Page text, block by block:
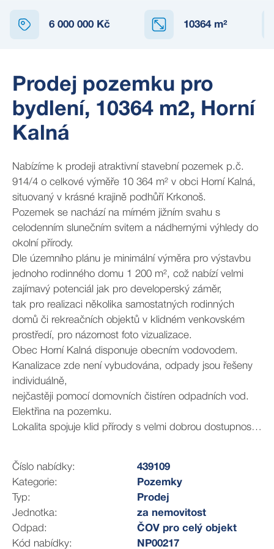
6 000 000 Kč 10364m²
Prodej pozemku pro
bydlení, 10364 m2, Horní
Kalná
Nabízíme k prodeji atraktivní stavební pozemek p.č.
914/4 o celkové výměře 10 364 m² v obci Horní Kalná,
situovaný v krásné krajině podhůří Krkonoš.
Pozemek se nachází na mírném jižním svahu s
celodenním slunečním svitem a nádhernými výhledy do
okolní přírody.
Dle územního plánu je minimální výměra pro výstavbu
jednoho rodinného domu 1 200 m², což nabízí velmi
zajímavý potenciál jak pro developerský záměr,
tak pro realizaci několika samostatných rodinných
domů či rekreačních objektů v klidném venkovském
prostředí, pro názornost foto vizualizace.
Obec Horní Kalná disponuje obecním vodovodem.
Kanalizace zde není vybudována, odpady jsou řešeny
individuálně,
nejčastěji pomocí domovních čistíren odpadních vod.
Elektřina na pozemku.
Lokalita spojuje klid přírody s velmi dobrou dostupností
krajině Podkrkonoší, obklopená loukami, lesy a
turistickými trasami. V okolí naleznete široké možnosti
sportovního i rekreačního vyžití – turistiku, cyklistiku,
běžky i lyžařská střediska Krkonoš.
Velkou výhodou je blízkost města Vrchlabí, které je
vzdálené jen několik minut jízdy. Vrchlabí nabízí
Číslo nabídky:
439109
Kategorie:
Pozemky
Typ:
Prodej
Jednotka:
za nemovitost
Odpad:
ČOV pro celý objekt
Kód nabídky:
NP00217